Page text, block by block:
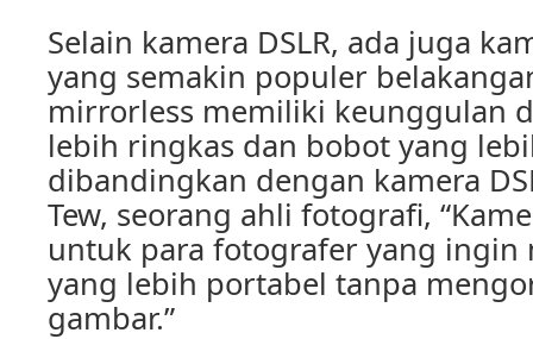
Selain kamera DSLR, ada juga
yang semakin populer
mirrorless memiliki keunggulan
lebih ringkas dan bobot yang
dibandingkan dengan kamera
Tew, seorang ahli fotografi,
untuk para fotografer yang ingin
yang lebih portabel tanpa
gambar.”